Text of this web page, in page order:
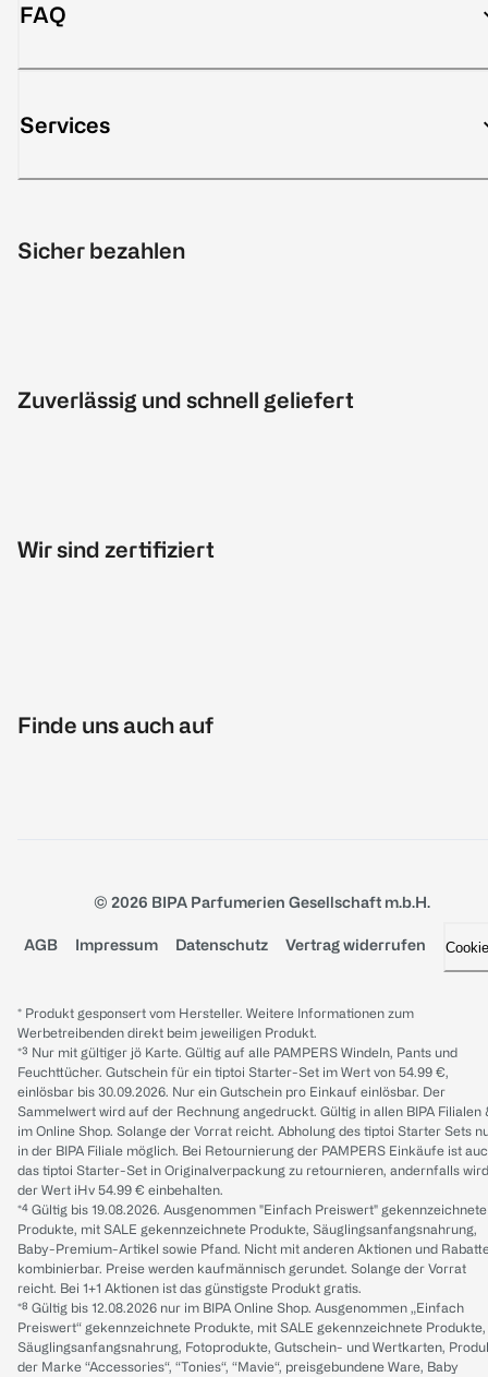
FAQ
Services
Sicher bezahlen
Zuverlässig und schnell geliefert
Wir sind zertifiziert
Finde uns auch auf
© 2026 BIPA Parfumerien Gesellschaft m.b.H.
AGB Impressum Datenschutz Vertrag widerrufen
* Produkt gesponsert vom Hersteller. Weitere Informationen zum
Werbetreibenden direkt beim jeweiligen Produkt.
*³ Nur mit gültiger jö Karte. Gültig auf alle PAMPERS Windeln, Pants und
Feuchttücher. Gutschein für ein tiptoi Starter-Set im Wert von 54.99 €,
einlösbar bis 30.09.2026. Nur ein Gutschein pro Einkauf einlösbar. Der
Sammelwert wird auf der Rechnung angedruckt. Gültig in allen BIPA Filialen
im Online Shop. Solange der Vorrat reicht. Abholung des tiptoi Starter Sets
in der BIPA Filiale möglich. Bei Retournierung der PAMPERS Einkäufe ist
das tiptoi Starter-Set in Originalverpackung zu retournieren, andernfalls wird
der Wert iHv 54.99 € einbehalten.
*⁴ Gültig bis 19.08.2026. Ausgenommen "Einfach Preiswert" gekennzeichnete
Produkte, mit SALE gekennzeichnete Produkte, Säuglingsanfangsnahrung,
Baby-Premium-Artikel sowie Pfand. Nicht mit anderen Aktionen und
kombinierbar. Preise werden kaufmännisch gerundet. Solange der Vorrat
reicht. Bei 1+1 Aktionen ist das günstigste Produkt gratis.
*⁸ Gültig bis 12.08.2026 nur im BIPA Online Shop. Ausgenommen „Einfach
Preiswert“ gekennzeichnete Produkte, mit SALE gekennzeichnete Produkte,
Säuglingsanfangsnahrung, Fotoprodukte, Gutschein- und Wertkarten,
der Marke “Accessories“, “Tonies“, “Mavie“, preisgebundene Ware, Baby